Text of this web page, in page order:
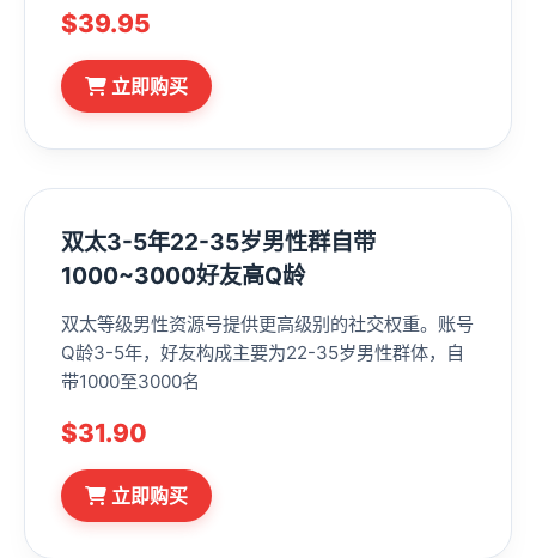
$39.95
立即购买
双太3-5年22-35岁男性群自带
1000~3000好友高Q龄
双太等级男性资源号提供更高级别的社交权重。账号
Q龄3-5年，好友构成主要为22-35岁男性群体，自
带1000至3000名
$31.90
立即购买